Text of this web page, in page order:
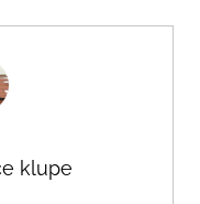
klupe